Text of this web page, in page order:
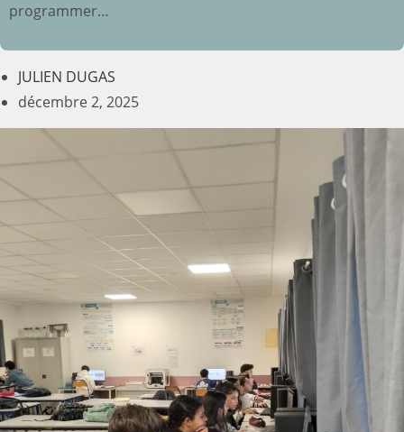
programmer…
JULIEN DUGAS
décembre 2, 2025